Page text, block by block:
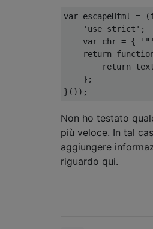
var escapeHtml = (
'use strict' ;
var chr = { '"'
return
return
};
}());
Non ho testato
più veloce. In tal
aggiungere
riguardo qui.